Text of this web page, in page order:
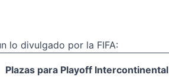
lo divulgado por la FIFA:
Plazas para Playoff Intercontinental